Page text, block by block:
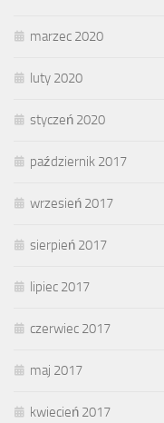
marzec 2020
luty 2020
styczeń 2020
październik 2017
wrzesień 2017
sierpień 2017
lipiec 2017
czerwiec 2017
maj 2017
kwiecień 2017